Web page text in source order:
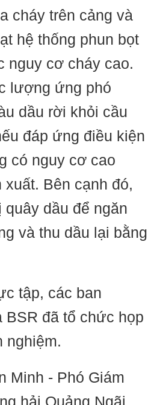
cháy trên cảng và
hệ thống phun bọt
nguy cơ cháy cao.
lượng ứng phó
dầu rời khỏi cầu
đáp ứng điều kiện
có nguy cơ cao
Bên cạnh đó,
dầu để ngăn
và thu dầu lại bằng
tập, các ban
BSR đã tổ chức họp
nghiệm.
Minh - Phó Giám
hải Quảng Ngãi